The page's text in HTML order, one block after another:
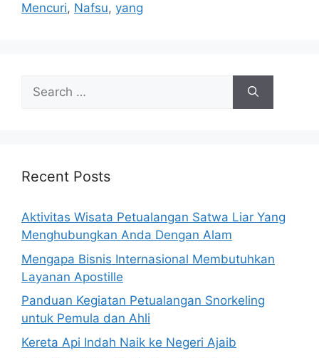
Mencuri, Nafsu, yang
Search
for:
Recent Posts
Aktivitas Wisata Petualangan Satwa Liar Yang
Menghubungkan Anda Dengan Alam
Mengapa Bisnis Internasional Membutuhkan
Layanan Apostille
Panduan Kegiatan Petualangan Snorkeling
untuk Pemula dan Ahli
Kereta Api Indah Naik ke Negeri Ajaib